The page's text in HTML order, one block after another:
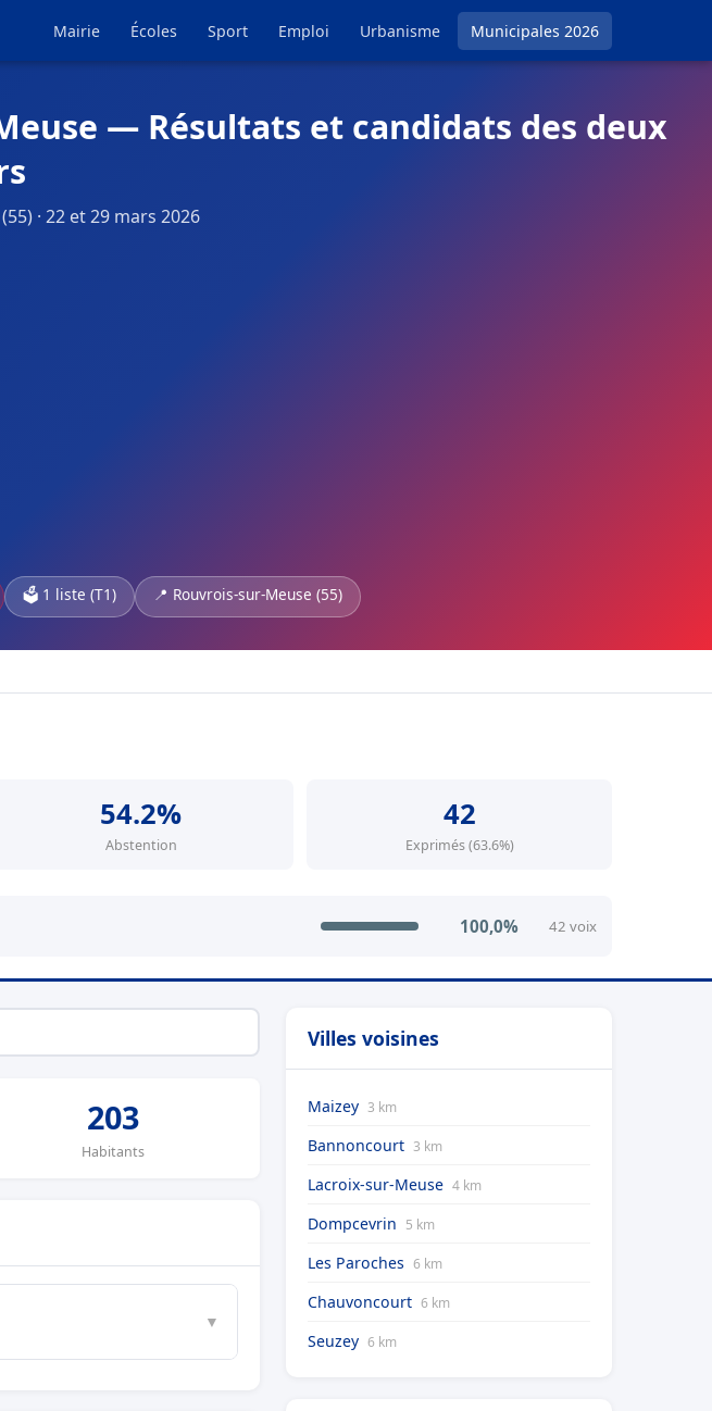
Mairie Écoles Sport Emploi Urbanisme Municipales 2026
— Résultats et candidats des deux
· 22 et 29 mars 2026
🗳️ 1 liste (T1) 📍 Rouvrois-sur-Meuse (55)
54.2%
Abstention
42
Exprimés (63.6%)
100,0% 42 voix
203
Habitants
▼
Villes voisines
Maizey 3 km
Bannoncourt 3 km
Lacroix-sur-Meuse 4 km
Dompcevrin 5 km
Les Paroches 6 km
Chauvoncourt 6 km
Seuzey 6 km